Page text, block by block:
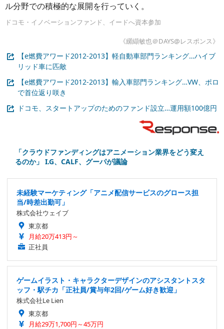
ル分野での積極的な展開を行っていく。
ドコモ・イノベーションファンド、イードへ資本参加
《纐纈敏也＠DAYS@レスポンス》
【e燃費アワード2012-2013】軽自動車部門ランキング…ハイブ
リッド車に匹敵
【e燃費アワード2012-2013】輸入車部門ランキング…VW、ポロ
で首位返り咲き
ドコモ、スタートアップのためのファンド設立…運用額100億円
「クラウドファンディングはアニメーション業界をどう変え
るのか」 I.G、CALF、グーパが議論
未経験マーケティング「アニメ配信サービスのグロース担
当/時差出勤可」
株式会社ウェイブ
東京都
月給20万413円～
正社員
ゲームイラスト・キャラクターデザインのアシスタントスタ
ッフ・駅チカ「正社員/賞与年2回/ゲーム好き歓迎」
株式会社Le Lien
東京都
月給29万1,700円～45万円